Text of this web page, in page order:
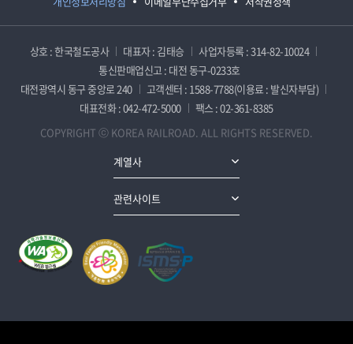
상호 : 한국철도공사 대표자 : 김태승
사업자등록 : 314-82-10024
통신판매업신고 : 대전 동구-0233호
대전광역시 동구 중앙로 240
고객센터 : 1588-7788(이용료 : 발신자부담)
대표전화 : 042-472-5000
팩스 : 02-361-8385
COPYRIGHT ⓒ KOREA RAILROAD. ALL RIGHTS RESERVED.
계열사
관련사이트